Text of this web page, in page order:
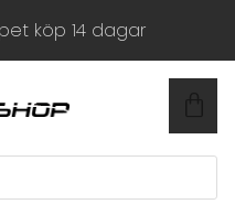
köp 14 dagar